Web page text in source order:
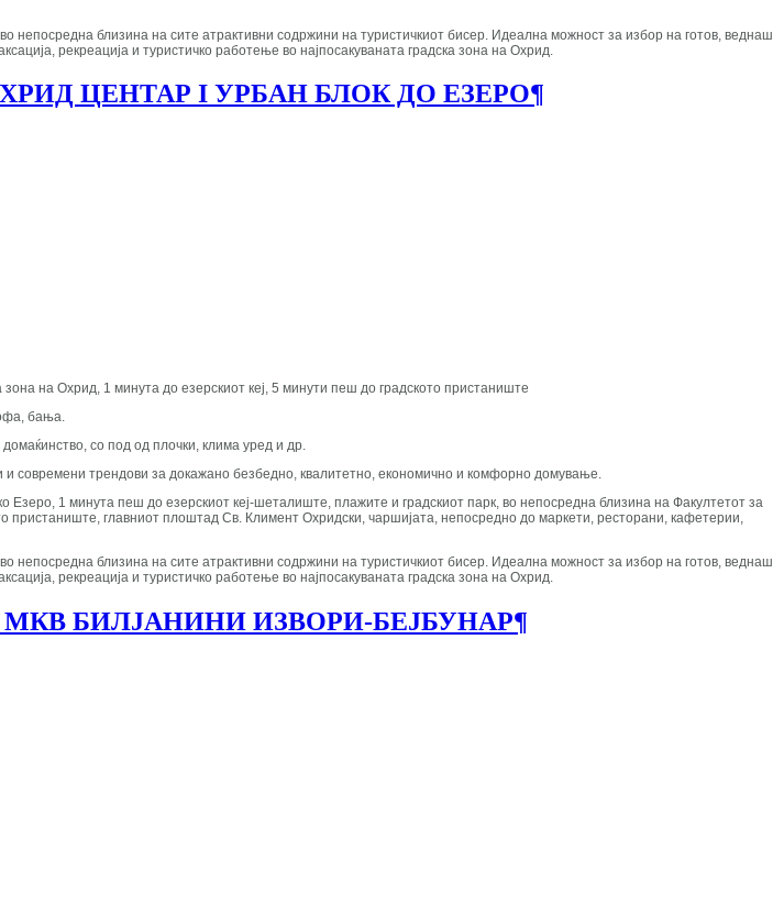
близина на сите атрактивни содржини на туристичкиот бисер. Идеална можност за избор на готов, веднаш
рекреација и туристичко работење во најпосакуваната градска зона на Охрид.
ЦЕНТАР I УРБАН БЛОК ДО ЕЗЕРО¶
на Охрид, 1 минута до езерскиот кеј, 5 минути пеш до градското пристаниште
бања.
со под од плочки, клима уред и др.
и современи трендови за докажано безбедно, квалитетно, економично и комфорно домување.
1 минута пеш до езерскиот кеј-шеталиште, плажите и градскиот парк, во непосредна близина на Факултетот за
пристаниште, главниот плоштад Св. Климент Охридски, чаршијата, непосредно до маркети, ресторани, кафетерии,
близина на сите атрактивни содржини на туристичкиот бисер. Идеална можност за избор на готов, веднаш
рекреација и туристичко работење во најпосакуваната градска зона на Охрид.
МКВ БИЛЈАНИНИ ИЗВОРИ-БЕЈБУНАР¶